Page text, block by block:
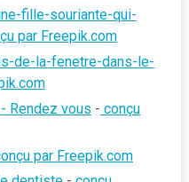
fille-souriante-qui-
par Freepik.com
de-la-fenetre-dans-le-
Rendez vous - conçu
par Freepik.com